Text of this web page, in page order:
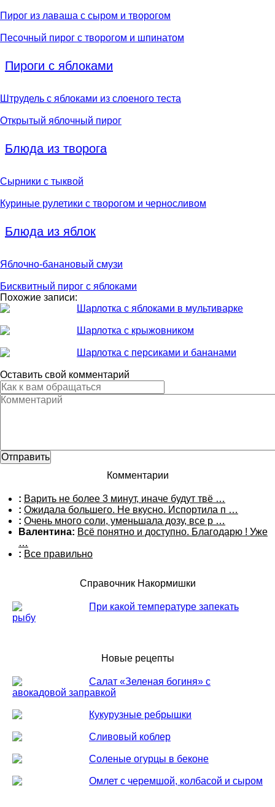
Пирог из лаваша с сыром и творогом
Песочный пирог с творогом и шпинатом
Пироги с яблоками
Штрудель с яблоками из слоеного теста
Открытый яблочный пирог
Блюда из творога
Сырники с тыквой
Куриные рулетики с творогом и черносливом
Блюда из яблок
Яблочно-банановый смузи
Бисквитный пирог с яблоками
Похожие записи:
Шарлотка с яблоками в мультиварке
Шарлотка с крыжовником
Шарлотка с персиками и бананами
Оставить свой комментарий
Комментарии
: Варить не более 3 минут, иначе будут твё …
: Ожидала большего. Не вкусно. Испортила п …
: Очень много соли, уменьшала дозу, все р …
Валентина: Всё понятно и доступно. Благодарю ! Уже
…
: Все правильно
Справочник Накормишки
При какой температуре запекать
рыбу
Новые рецепты
Салат «Зеленая богиня» с
авокадовой заправкой
Кукурузные ребрышки
Сливовый коблер
Соленые огурцы в беконе
Омлет с черемшой, колбасой и сыром